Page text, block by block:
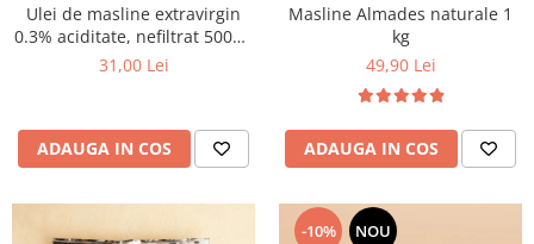
Ulei de masline extravirgin
0.3% aciditate, nefiltrat 500ml
- presat la rece
31,00 Lei
ADAUGA IN COS
Masline Almades naturale 1
kg
49,90 Lei
ADAUGA IN COS
-10% NOU